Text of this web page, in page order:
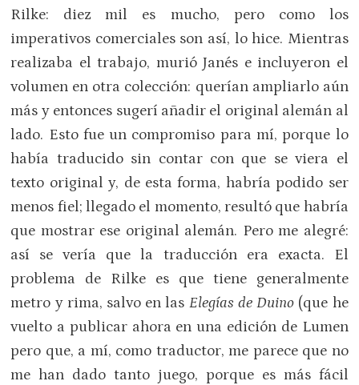
Rilke: diez mil es mucho, pero como los
imperativos comerciales son así, lo hice. Mientras
realizaba el trabajo, murió Janés e incluyeron el
volumen en otra colección: querían ampliarlo aún
más y entonces sugerí añadir el original alemán al
lado. Esto fue un compromiso para mí, porque lo
había traducido sin contar con que se viera el
texto original y, de esta forma, habría podido ser
menos fiel; llegado el momento, resultó que habría
que mostrar ese original alemán. Pero me alegré:
así se vería que la traducción era exacta. El
problema de Rilke es que tiene generalmente
metro y rima, salvo en las Elegías de Duino (que he
vuelto a publicar ahora en una edición de Lumen
pero que, a mí, como traductor, me parece que no
me han dado tanto juego, porque es más fácil